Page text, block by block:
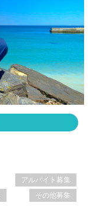
アルバイト募集
その他募集